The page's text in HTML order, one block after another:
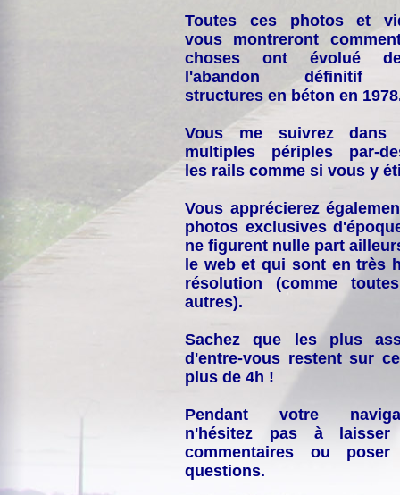
Toutes ces photos et
vous montreront
choses ont évolué
l'abandon définitif
structures en béton en
Vous me suivrez dans
multiples périples par-
les rails comme si vous y
Vous apprécierez
photos exclusives
ne figurent nulle part
le web et qui sont en très
résolution (comme
autres).
Sachez que les plus
d'entre-vous restent sur
plus de 4h !
Pendant votre
n'hésitez pas à laisser
commentaires ou
questions.